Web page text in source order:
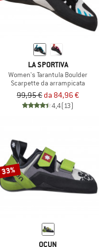
LA SPORTIVA
Women's Tarantula Boulder
Scarpette da arrampicata
99,95 € da 84,96 €
4,4(13)
33%
OCUN